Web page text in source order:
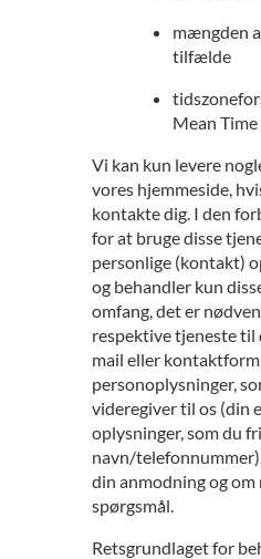
mængden
tilfælde
Mean
Vi kan kun levere
vores hjemmeside,
kontakte dig. I den
for at bruge disse
personlige (kontakt)
og behandler kun
omfang, det er
respektive tjeneste til
mail eller
personoplysninger,
videregiver til os (din
oplysninger, som du
navn/
din anmodning og
spørgsmål.
Retsgrundlaget for